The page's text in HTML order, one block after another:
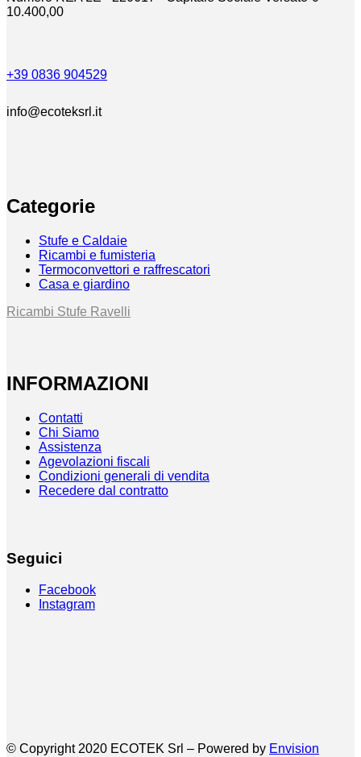
10.400,00
+39 0836 904529
info@ecoteksrl.it
Categorie
Stufe e Caldaie
Ricambi e fumisteria
Termoconvettori e raffrescatori
Casa e giardino
Ricambi Stufe Ravelli
INFORMAZIONI
Contatti
Chi Siamo
Assistenza
Agevolazioni fiscali
Condizioni generali di vendita
Recedere dal contratto
Seguici
Facebook
Instagram
© Copyright 2020 ECOTEK Srl – Powered by Envision